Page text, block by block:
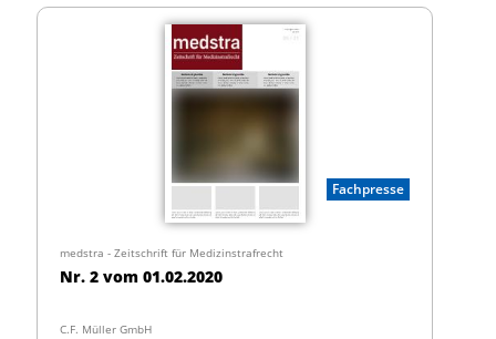
Fachpresse
medstra - Zeitschrift für Medizinstrafrecht
Nr. 2 vom 01.02.2020
C.F. Müller GmbH